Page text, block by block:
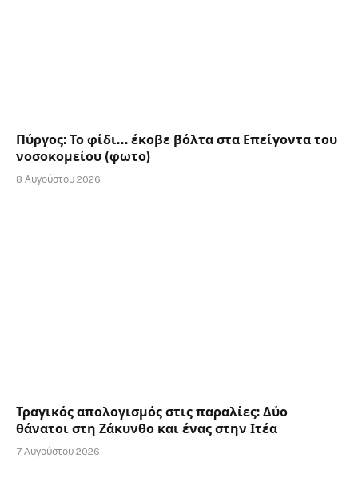
Πύργος: Το φίδι… έκοβε βόλτα στα Επείγοντα του
νοσοκομείου (φωτο)
8 Αυγούστου 2026
Τραγικός απολογισμός στις παραλίες: Δύο
θάνατοι στη Ζάκυνθο και ένας στην Ιτέα
7 Αυγούστου 2026